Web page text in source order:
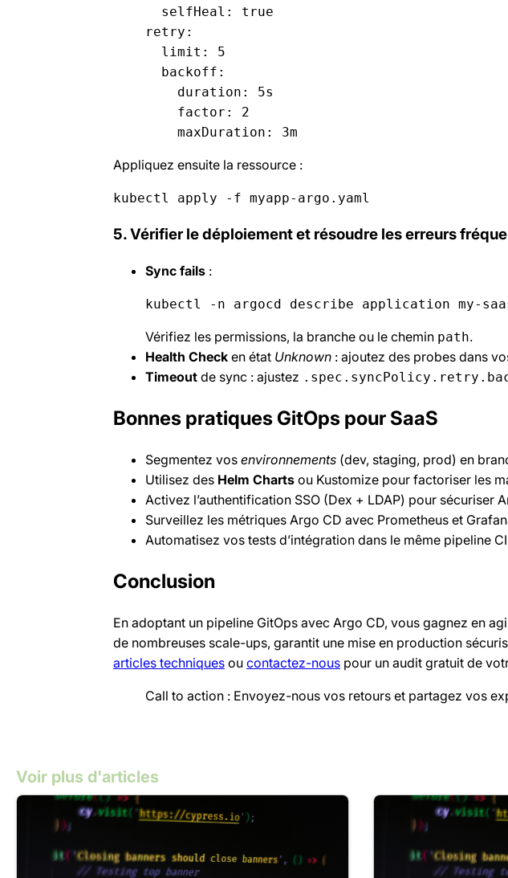
      selfHeal: true
    retry:
      limit: 5
      backoff:
        duration: 5s
        factor: 2
Appliquez ensuite la ressource :
kubectl apply -f myapp-argo.yaml
5. Vérifier le déploiement et résoudre les erreurs
Sync fails :
kubectl -n argocd describe application my-
Vérifiez les permissions, la branche ou le chemin path.
Health Check en état Unknown : ajoutez des probes dans
Timeout de sync : ajustez
Bonnes pratiques GitOps pour SaaS
Segmentez vos environnements (dev, staging, prod) en
Utilisez des Helm Charts ou Kustomize pour factoriser les
Activez l’authentification SSO (Dex + LDAP) pour sécuriser
Surveillez les métriques Argo CD avec Prometheus et
Automatisez vos tests d’intégration dans le même pipeline
Conclusion
En adoptant un pipeline GitOps avec Argo CD, vous gagnez en
de nombreuses scale-ups, garantit une mise en production
articles techniques ou contactez-nous pour un audit gratuit de
Call to action : Envoyez-nous vos retours et partagez vos
Voir plus d'articles